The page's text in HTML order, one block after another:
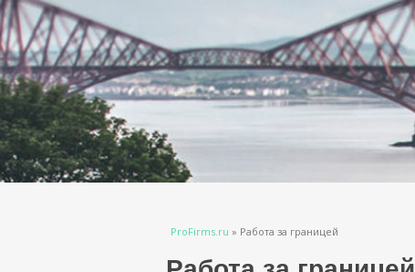
Вы здесь
ProFirms.ru » Работа за границей